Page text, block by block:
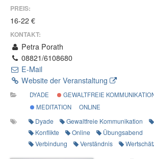
PREIS:
16-22 €
KONTAKT:
Petra Porath
08821/6108680
E-Mail
Website der Veranstaltung
DYADE
GEWALTFREIE
MEDITATION
ONLINE
Dyade Gewaltfreie Kommunikation
Konflikte
Online
Übungsabend
Verbindung
Verständnis